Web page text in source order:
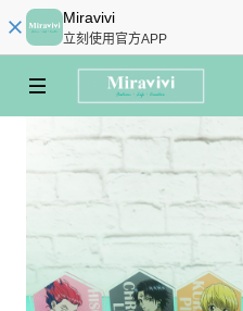
Miravivi
立刻使用官方APP